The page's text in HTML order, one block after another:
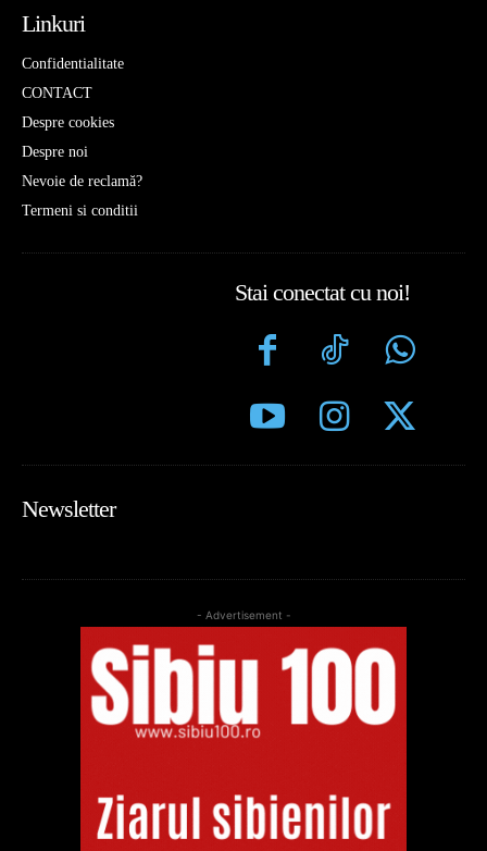
Linkuri
Confidentialitate
CONTACT
Despre cookies
Despre noi
Nevoie de reclamă?
Termeni si conditii
Stai conectat cu noi!
Newsletter
- Advertisement -